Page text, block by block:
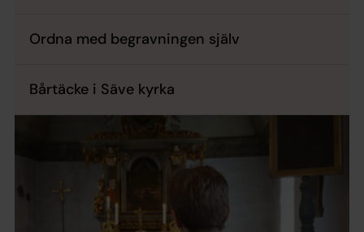
Ordna med begravningen själv
Bårtäcke i Säve kyrka